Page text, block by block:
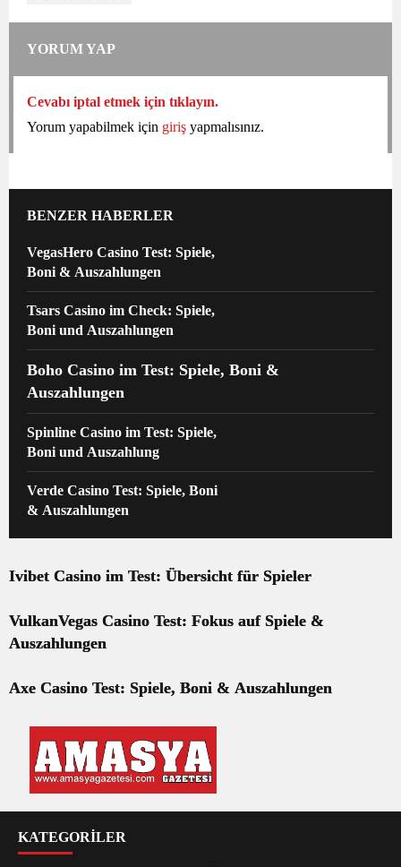
YORUM YAP
Cevabı iptal etmek için tıklayın.
Yorum yapabilmek için giriş yapmalısınız.
BENZER HABERLER
VegasHero Casino Test: Spiele,
Boni & Auszahlungen
Tsars Casino im Check: Spiele,
Boni und Auszahlungen
Boho Casino im Test: Spiele, Boni &
Auszahlungen
Spinline Casino im Test: Spiele,
Boni und Auszahlung
Verde Casino Test: Spiele, Boni
& Auszahlungen
Ivibet Casino im Test: Übersicht für Spieler
VulkanVegas Casino Test: Fokus auf Spiele &
Auszahlungen
Axe Casino Test: Spiele, Boni & Auszahlungen
KATEGORİLER